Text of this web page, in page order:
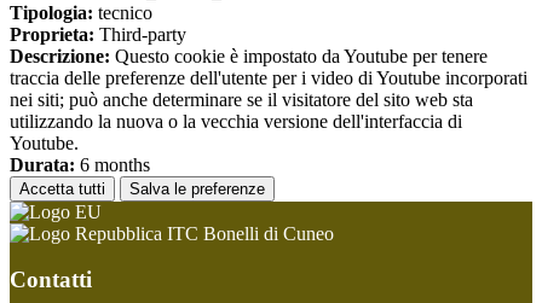
Tipologia: tecnico
Proprieta: Third-party
Descrizione: Questo cookie è impostato da Youtube per tenere
traccia delle preferenze dell'utente per i video di Youtube incorporati
nei siti; può anche determinare se il visitatore del sito web sta
utilizzando la nuova o la vecchia versione dell'interfaccia di
Youtube.
Durata: 6 months
Accetta tutti Salva le preferenze
ITC Bonelli di Cuneo
Contatti